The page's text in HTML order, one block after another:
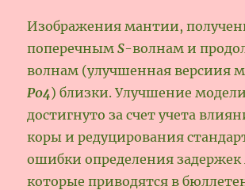
Изображения мантии,
поперечнымS-волнам и
волнам (улучшенная версиия
P04) близки. Улучшение модели
достигнуто за счет учета
коры и редуцирования
ошибки определения задержек
которые приводятся в